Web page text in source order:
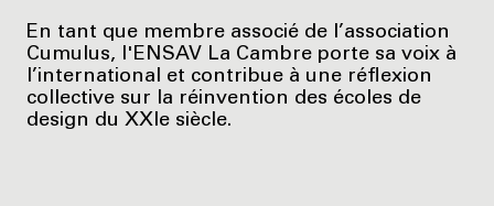
En tant que membre associé de l’association
Cumulus, l'ENSAV La Cambre porte sa voix à
l’international et contribue à une réflexion
collective sur la réinvention des écoles de
design du XXIe siècle.